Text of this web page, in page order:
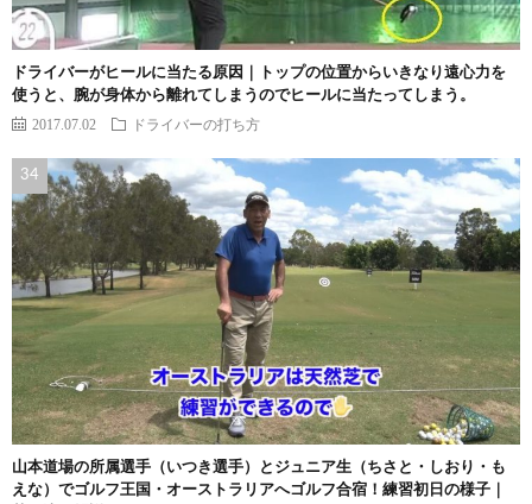
ドライバーがヒールに当たる原因｜トップの位置からいきなり遠心力を
使うと、腕が身体から離れてしまうのでヒールに当たってしまう。
2017.07.02 ドライバーの打ち方
山本道場の所属選手（いつき選手）とジュニア生（ちさと・しおり・も
えな）でゴルフ王国・オーストラリアへゴルフ合宿！練習初日の様子｜